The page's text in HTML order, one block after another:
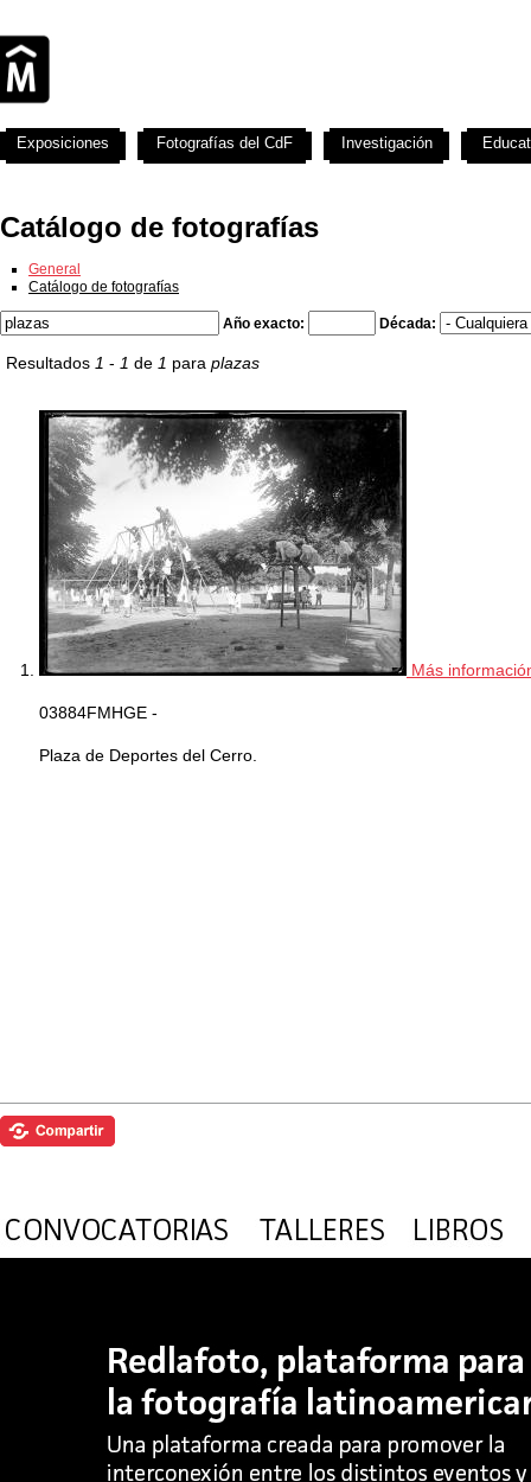
Catálogo de fotografías
General
Catálogo de fotografías
Año exacto: Década:
Resultados 1 - 1 de 1 para plazas
Más
03884FMHGE -
Plaza de Deportes del Cerro.
Exposiciones Fotografías del CdF Investigación